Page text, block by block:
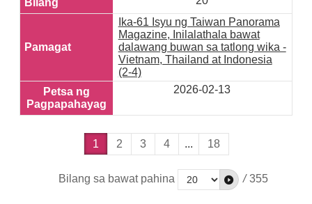
Ika-61 Isyu ng Taiwan Panorama
Magazine, Inilalathala bawat
dalawang buwan sa tatlong wika -
Vietnam, Thailand at Indonesia
(2-4)
2026-02-13
1 2 3 4 ... 18
Bilang sa bawat pahina / 355